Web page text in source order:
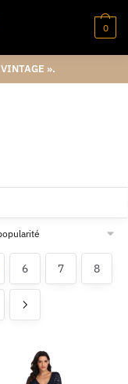
0
».
6 7 8